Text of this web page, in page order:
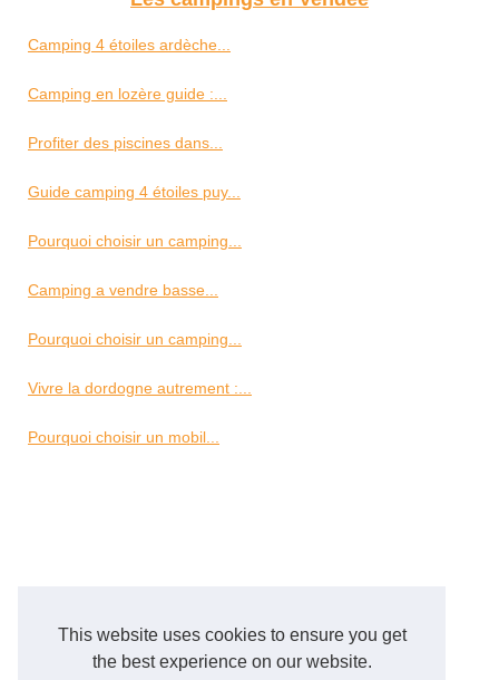
This website uses cookies to ensure you get
the best experience on our website.
Camping 4 étoiles ardèche...
Camping en lozère guide :...
Profiter des piscines dans...
Guide camping 4 étoiles puy...
Pourquoi choisir un camping...
Camping a vendre basse...
Pourquoi choisir un camping...
Vivre la dordogne autrement :...
Pourquoi choisir un mobil...